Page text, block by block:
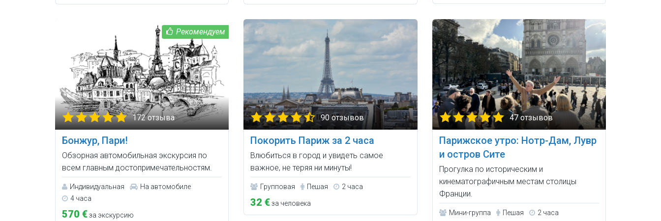
172 отзыва
Бонжур, Пари!
Обзорная автомобильная экскурсия по
всем главным достопримечательностям.
Индивидуальная
На автомобиле
4 часа
570 €за экскурсию
90 отзывов
Покорить Париж за 2 часа
Влюбиться в город и увидеть самое
важное, не теряя ни минуты!
Групповая Пешая 2 часа
32 €за человека
47 отзывов
Парижское утро: Нотр-Дам, Лувр
и остров Сите
Прогулка по историческим и
кинематографичным местам столицы
Франции.
Мини-группа Пешая 2 часа